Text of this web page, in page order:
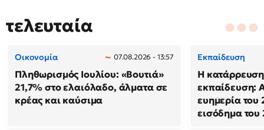
τελευταία
Οικονομία 07.08.2026 - 13:57
Πληθωρισμός Ιουλίου: «Βουτιά»
21,7% στο ελαιόλαδο, άλματα σε
κρέας και καύσιμα
Εκπαίδευση
Η
εκπαίδευση:
ευημερία του
εισόδημα του